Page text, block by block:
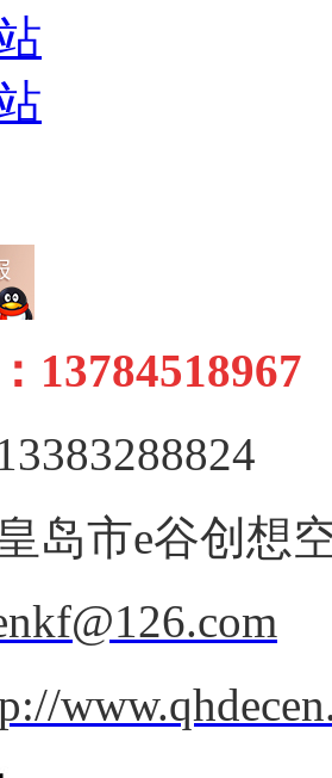
13784518967
岛市e谷创想